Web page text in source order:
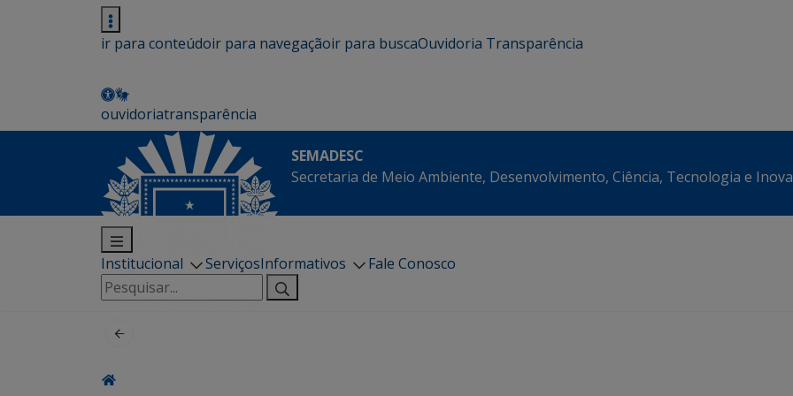
ir para conteúdoir para navegaçãoir para buscaOuvidoria Transparência
ouvidoriatransparência
SEMADESC
Secretaria de Meio Ambiente, Desenvolvimento, Ciência, Tecnologia e
Institucional ServiçosInformativos
Fale Conosco
Pesquisar
por: